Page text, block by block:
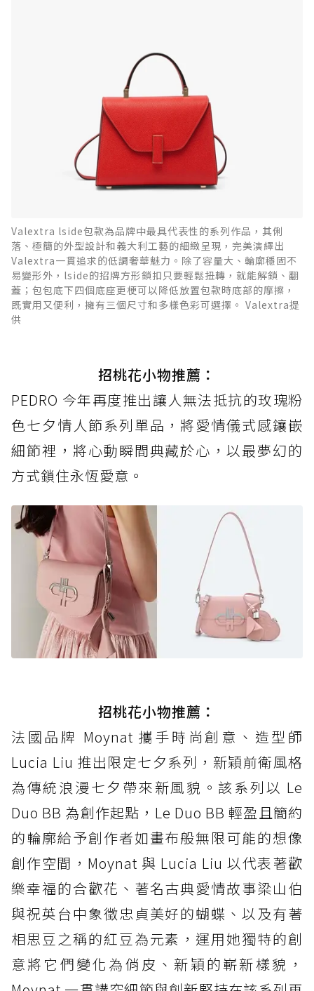
Valextra lside包款為品牌中最具代表性的系列作品，其俐
落、極簡的外型設計和義大利工藝的細緻呈現，完美演繹出
Valextra一貫追求的低調奢華魅力。除了容量大、輪廓穩固不
易變形外，lside的招牌方形鎖扣只要輕鬆扭轉，就能解鎖、翻
蓋；包包底下四個底座更梗可以降低放置包款時底部的摩擦，
既實用又便利，擁有三個尺寸和多樣色彩可選擇。 Valextra提
供
招桃花小物推薦：
PEDRO 今年再度推出讓人無法抵抗的玫瑰粉
色七夕情人節系列單品，將愛情儀式感鑲嵌
細節裡，將心動瞬間典藏於心，以最夢幻的
方式鎖住永恆愛意。
招桃花小物推薦：
法國品牌 Moynat 攜手時尚創意、造型師
Lucia Liu 推出限定七夕系列，新穎前衛風格
為傳統浪漫七夕帶來新風貌。該系列以 Le
Duo BB 為創作起點，Le Duo BB 輕盈且簡約
的輪廓給予創作者如畫布般無限可能的想像
創作空間，Moynat 與 Lucia Liu 以代表著歡
樂幸福的合歡花、著名古典愛情故事梁山伯
與祝英台中象徵忠貞美好的蝴蝶、以及有著
相思豆之稱的紅豆為元素，運用她獨特的創
意將它們變化為俏皮、新穎的嶄新樣貌，